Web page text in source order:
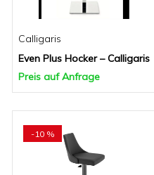
Calligaris
Even Plus Hocker – Calligaris
Preis auf Anfrage
-10 %